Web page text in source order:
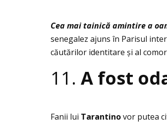
Cea mai tainică amintire a
senegalez ajuns în Parisul
căutărilor identitare și al
11. A fost
Fanii lui Tarantinovor putea